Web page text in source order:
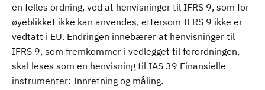
en felles ordning, ved at henvisninger til IFRS 9, som for
øyeblikket ikke kan anvendes, ettersom IFRS 9 ikke er
vedtatt i EU. Endringen innebærer at henvisninger til
IFRS 9, som fremkommer i vedlegget til forordningen,
skal leses som en henvisning til IAS 39 Finansielle
instrumenter: Innretning og måling.